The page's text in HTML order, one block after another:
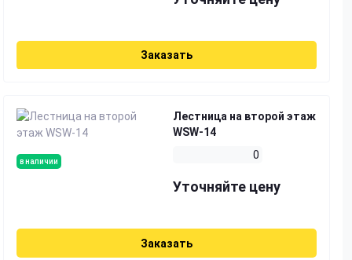
Заказать
в наличии
Лестница на второй этаж
WSW-14
0
Уточняйте цену
Заказать